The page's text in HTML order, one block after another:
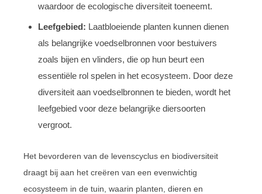
waardoor de ecologische diversiteit toeneemt.
Leefgebied: Laatbloeiende planten kunnen dienen
als belangrijke voedselbronnen voor bestuivers
zoals bijen en vlinders, die op hun beurt een
essentiële rol spelen in het ecosysteem. Door deze
diversiteit aan voedselbronnen te bieden, wordt het
leefgebied voor deze belangrijke diersoorten
vergroot.
Het bevorderen van de levenscyclus en biodiversiteit
draagt bij aan het creëren van een evenwichtig
ecosysteem in de tuin, waarin planten, dieren en